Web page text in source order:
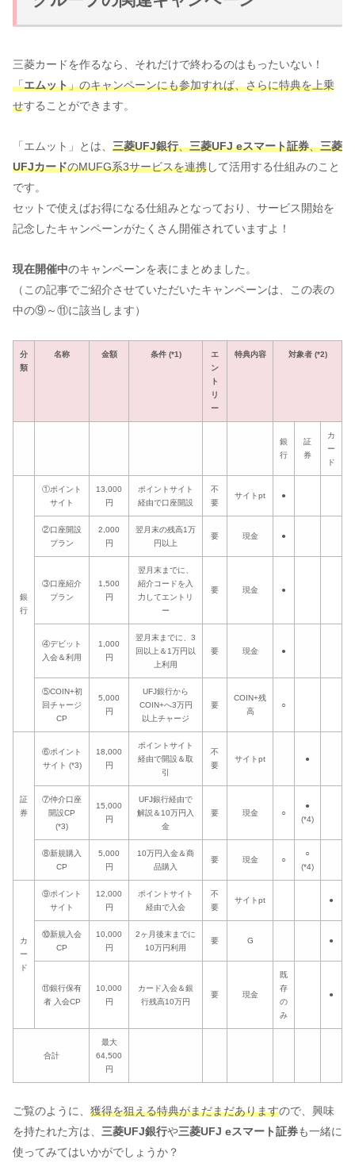
三菱カードを作るなら、それだけで終わるのはもったいない！
「エムット」のキャンペーンにも参加すれば、さらに特典を上乗
せすることができます。
「エムット」とは、 三菱UFJ銀行、三菱UFJ eスマート証券、三菱
UFJカードのMUFG系3サービスを連携して活用する仕組みのこと
です。
セットで使えばお得になる仕組みとなっており、サービス開始を
記念したキャンペーンがたくさん開催されていますよ！
現在開催中のキャンペーンを表にまとめました。
（この記事でご紹介させていただいたキャンペーンは、この表の
中の⑨～⑪に該当します）
分
類
名称 金額 条件 (*1)
エ
ン
ト
リ
ー
特典内容 対象者 (*2)
銀
行
証
券
カ
ー
ド
銀
行
①ポイント
サイト
13,000
円
ポイントサイト
経由で口座開設
不
要
サイトpt ●
②口座開設
プラン
2,000
円
翌月末の残高1万
円以上
要 現金 ●
③口座紹介
プラン
1,500
円
翌月末までに、
紹介コードを入
力してエントリ
ー
要 現金 ●
④デビット
入会＆利用
1,000
円
翌月末までに、3
回以上＆1万円以
上利用
要 現金 ●
⑤COIN+初
回チャージ
CP
5,000
円
UFJ銀行から
COIN+へ3万円
以上チャージ
要
COIN+残
高
○
証
券
⑥ポイント
サイト (*3)
18,000
円
ポイントサイト
経由で開設＆取
引
不
要
サイトpt ●
⑦仲介口座
開設CP
(*3)
15,000
円
UFJ銀行経由で
解説＆10万円入
金
要 現金 ○
●
(*4)
⑧新規購入
CP
5,000
円
10万円入金＆商
品購入
要 現金 ○
○
(*4)
カ
ー
ド
⑨ポイント
サイト
12,000
円
ポイントサイト
経由で入会
不
要
サイトpt ●
⑩新規入会
CP
10,000
円
2ヶ月後末までに
10万円利用
要 G ●
⑪銀行保有
者 入会CP
10,000
円
カード入会＆銀
行残高10万円
要 現金
既
存
の
み
●
合計
最大
64,500
円
ご覧のように、 獲得を狙える特典がまだまだありますので、興味
を持たれた方は、 三菱UFJ銀行や三菱UFJ eスマート証券も一緒に
使ってみてはいかがでしょうか？